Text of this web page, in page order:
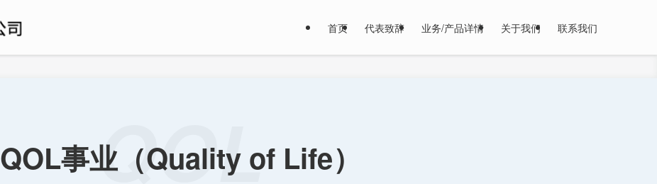
首页 代表致辞 业务/产品详情 关于我们 联系我们
QOL事业（Quality of Life）
QOL